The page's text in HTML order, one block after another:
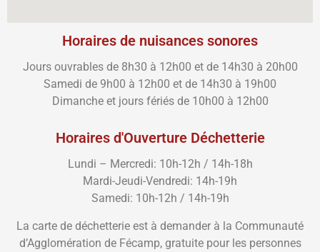
Horaires de nuisances sonores
Jours ouvrables de 8h30 à 12h00 et de 14h30 à 20h00
Samedi de 9h00 à 12h00 et de 14h30 à 19h00
Dimanche et jours fériés de 10h00 à 12h00
Horaires d'Ouverture Déchetterie
Lundi – Mercredi: 10h-12h / 14h-18h
Mardi-Jeudi-Vendredi: 14h-19h
Samedi: 10h-12h / 14h-19h
La carte de déchetterie est à demander à la Communauté
d’Agglomération de Fécamp, gratuite pour les personnes